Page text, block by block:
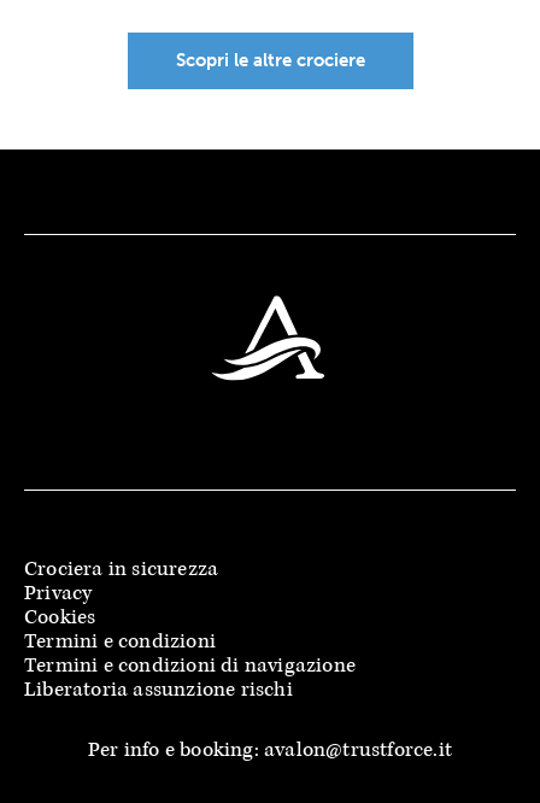
Scopri le altre crociere
Crociera in sicurezza
Privacy
Cookies
Termini e condizioni
Termini e condizioni di navigazione
Liberatoria assunzione rischi
Per info e booking: avalon@trustforce.it